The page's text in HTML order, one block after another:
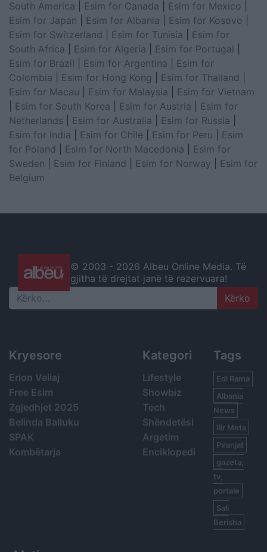
South America
Esim for Canada Esim for Mexico
Esim for Japan
Esim for Albania Esim for Kosovo
Esim for Switzerland
Esim for Tunisia
Esim for
South Africa
Esim for Algeria Esim for Portugal
Esim for Brazil
Esim for Argentina
Esim for
Colombia
Esim for Hong Kong Esim for Thailand
Esim for Macau
Esim for Malaysia
Esim for Vietnam
Esim for South Korea Esim for Austria
Esim for
Netherlands
Esim for Australia Esim for Russia
Esim for India
Esim for Chile Esim for Peru
Esim
for Poland
Esim for North Macedonia
Esim for
Sweden
Esim for Finland Esim for Norway
Esim for
Belgium
© 2003 - 2026 Albeu Online Media. Të
gjitha të drejtat janë të rezervuara!
Search
Kryesore
Erion Veliaj
Free Esim
Zgjedhjet 2025
Belinda Balluku
SPAK
Kombëtarja
Kategori
Lifestyle
Showbiz
Tech
Shëndetësi
Argetim
Enciklopedi
Tags
Edi Rama
Albania
News
Ilir Meta
Piranjat
gazeta,
tv,
portale
Sali
Berisha